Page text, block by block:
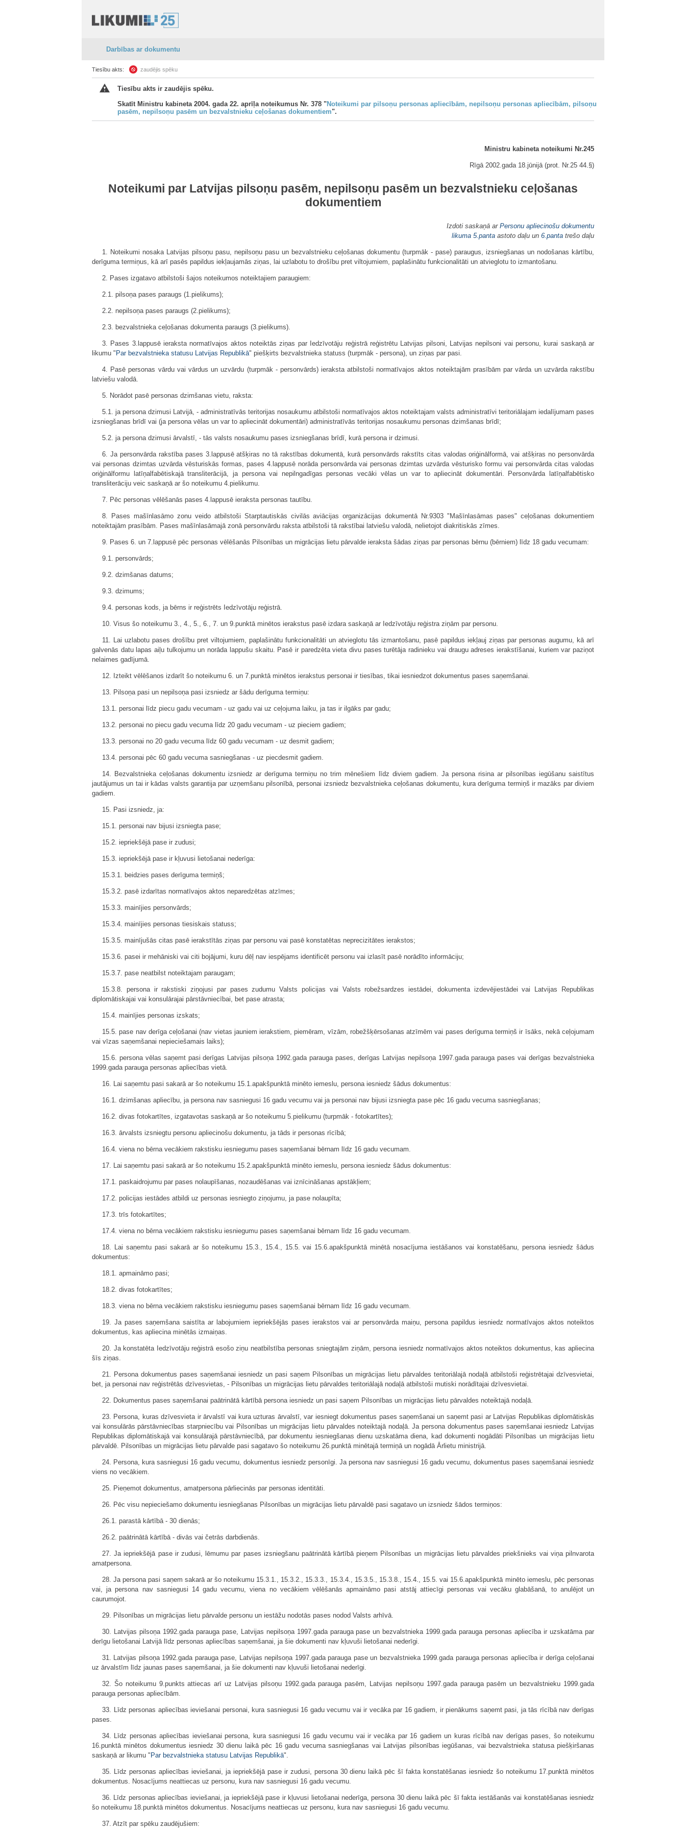
Darbības ar dokumentu
Tiesību akts: zaudējis spēku
Tiesību akts ir zaudējis spēku.
Skatīt Ministru kabineta 2004. gada 22. aprīļa noteikumus Nr. 378 "Noteikumi par pilsoņu personas apliecībām, nepilsoņu personas apliecībām, pilsoņu
pasēm, nepilsoņu pasēm un bezvalstnieku ceļošanas dokumentiem".
Ministru kabineta noteikumi Nr.245
Rīgā 2002.gada 18.jūnijā (prot. Nr.25 44.§)
Noteikumi par Latvijas pilsoņu pasēm, nepilsoņu pasēm un bezvalstnieku ceļošanas
dokumentiem
Izdoti saskaņā ar Personu apliecinošu dokumentu
likuma 5.panta astoto daļu un 6.panta trešo daļu
1. Noteikumi nosaka Latvijas pilsoņu pasu, nepilsoņu pasu un bezvalstnieku ceļošanas dokumentu (turpmāk - pase) paraugus, izsniegšanas un nodošanas kārtību,
derīguma termiņus, kā arī pasēs papildus iekļaujamās ziņas, lai uzlabotu to drošību pret viltojumiem, paplašinātu funkcionalitāti un atvieglotu to izmantošanu.
2. Pases izgatavo atbilstoši šajos noteikumos noteiktajiem paraugiem:
2.1. pilsoņa pases paraugs (1.pielikums);
2.2. nepilsoņa pases paraugs (2.pielikums);
2.3. bezvalstnieka ceļošanas dokumenta paraugs (3.pielikums).
3. Pases 3.lappusē ieraksta normatīvajos aktos noteiktās ziņas par Iedzīvotāju reģistrā reģistrētu Latvijas pilsoni, Latvijas nepilsoni vai personu, kurai saskaņā ar
likumu " Par bezvalstnieka statusu Latvijas Republikā" piešķirts bezvalstnieka statuss (turpmāk - persona), un ziņas par pasi.
4. Pasē personas vārdu vai vārdus un uzvārdu (turpmāk - personvārds) ieraksta atbilstoši normatīvajos aktos noteiktajām prasībām par vārda un uzvārda rakstību
latviešu valodā.
5. Norādot pasē personas dzimšanas vietu, raksta:
5.1. ja persona dzimusi Latvijā, - administratīvās teritorijas nosaukumu atbilstoši normatīvajos aktos noteiktajam valsts administratīvi teritoriālajam iedalījumam pases
izsniegšanas brīdī vai (ja persona vēlas un var to apliecināt dokumentāri) administratīvās teritorijas nosaukumu personas dzimšanas brīdī;
5.2. ja persona dzimusi ārvalstī, - tās valsts nosaukumu pases izsniegšanas brīdī, kurā persona ir dzimusi.
6. Ja personvārda rakstība pases 3.lappusē atšķiras no tā rakstības dokumentā, kurā personvārds rakstīts citas valodas oriģinālformā, vai atšķiras no personvārda
vai personas dzimtas uzvārda vēsturiskās formas, pases 4.lappusē norāda personvārda vai personas dzimtas uzvārda vēsturisko formu vai personvārda citas valodas
oriģinālformu latīņalfabētiskajā transliterācijā, ja persona vai nepilngadīgas personas vecāki vēlas un var to apliecināt dokumentāri. Personvārda latīņalfabētisko
transliterāciju veic saskaņā ar šo noteikumu 4.pielikumu.
7. Pēc personas vēlēšanās pases 4.lappusē ieraksta personas tautību.
8. Pases mašīnlasāmo zonu veido atbilstoši Starptautiskās civilās aviācijas organizācijas dokumentā Nr.9303 "Mašīnlasāmas pases" ceļošanas dokumentiem
noteiktajām prasībām. Pases mašīnlasāmajā zonā personvārdu raksta atbilstoši tā rakstībai latviešu valodā, nelietojot diakritiskās zīmes.
9. Pases 6. un 7.lappusē pēc personas vēlēšanās Pilsonības un migrācijas lietu pārvalde ieraksta šādas ziņas par personas bērnu (bērniem) līdz 18 gadu vecumam:
9.1. personvārds;
9.2. dzimšanas datums;
9.3. dzimums;
9.4. personas kods, ja bērns ir reģistrēts Iedzīvotāju reģistrā.
10. Visus šo noteikumu 3., 4., 5., 6., 7. un 9.punktā minētos ierakstus pasē izdara saskaņā ar Iedzīvotāju reģistra ziņām par personu.
11. Lai uzlabotu pases drošību pret viltojumiem, paplašinātu funkcionalitāti un atvieglotu tās izmantošanu, pasē papildus iekļauj ziņas par personas augumu, kā arī
galvenās datu lapas aiļu tulkojumu un norāda lappušu skaitu. Pasē ir paredzēta vieta divu pases turētāja radinieku vai draugu adreses ierakstīšanai, kuriem var paziņot
nelaimes gadījumā.
12. Izteikt vēlēšanos izdarīt šo noteikumu 6. un 7.punktā minētos ierakstus personai ir tiesības, tikai iesniedzot dokumentus pases saņemšanai.
13. Pilsoņa pasi un nepilsoņa pasi izsniedz ar šādu derīguma termiņu:
13.1. personai līdz piecu gadu vecumam - uz gadu vai uz ceļojuma laiku, ja tas ir ilgāks par gadu;
13.2. personai no piecu gadu vecuma līdz 20 gadu vecumam - uz pieciem gadiem;
13.3. personai no 20 gadu vecuma līdz 60 gadu vecumam - uz desmit gadiem;
13.4. personai pēc 60 gadu vecuma sasniegšanas - uz piecdesmit gadiem.
14. Bezvalstnieka ceļošanas dokumentu izsniedz ar derīguma termiņu no trim mēnešiem līdz diviem gadiem. Ja persona risina ar pilsonības iegūšanu saistītus
jautājumus un tai ir kādas valsts garantija par uzņemšanu pilsonībā, personai izsniedz bezvalstnieka ceļošanas dokumentu, kura derīguma termiņš ir mazāks par diviem
gadiem.
15. Pasi izsniedz, ja:
15.1. personai nav bijusi izsniegta pase;
15.2. iepriekšējā pase ir zudusi;
15.3. iepriekšējā pase ir kļuvusi lietošanai nederīga:
15.3.1. beidzies pases derīguma termiņš;
15.3.2. pasē izdarītas normatīvajos aktos neparedzētas atzīmes;
15.3.3. mainījies personvārds;
15.3.4. mainījies personas tiesiskais statuss;
15.3.5. mainījušās citas pasē ierakstītās ziņas par personu vai pasē konstatētas neprecizitātes ierakstos;
15.3.6. pasei ir mehāniski vai citi bojājumi, kuru dēļ nav iespējams identificēt personu vai izlasīt pasē norādīto informāciju;
15.3.7. pase neatbilst noteiktajam paraugam;
15.3.8. persona ir rakstiski ziņojusi par pases zudumu Valsts policijas vai Valsts robežsardzes iestādei, dokumenta izdevējiestādei vai Latvijas Republikas
diplomātiskajai vai konsulārajai pārstāvniecībai, bet pase atrasta;
15.4. mainījies personas izskats;
15.5. pase nav derīga ceļošanai (nav vietas jauniem ierakstiem, piemēram, vīzām, robežšķērsošanas atzīmēm vai pases derīguma termiņš ir īsāks, nekā ceļojumam
vai vīzas saņemšanai nepieciešamais laiks);
15.6. persona vēlas saņemt pasi derīgas Latvijas pilsoņa 1992.gada parauga pases, derīgas Latvijas nepilsoņa 1997.gada parauga pases vai derīgas bezvalstnieka
1999.gada parauga personas apliecības vietā.
16. Lai saņemtu pasi sakarā ar šo noteikumu 15.1.apakšpunktā minēto iemeslu, persona iesniedz šādus dokumentus:
16.1. dzimšanas apliecību, ja persona nav sasniegusi 16 gadu vecumu vai ja personai nav bijusi izsniegta pase pēc 16 gadu vecuma sasniegšanas;
16.2. divas fotokartītes, izgatavotas saskaņā ar šo noteikumu 5.pielikumu (turpmāk - fotokartītes);
16.3. ārvalsts izsniegtu personu apliecinošu dokumentu, ja tāds ir personas rīcībā;
16.4. viena no bērna vecākiem rakstisku iesniegumu pases saņemšanai bērnam līdz 16 gadu vecumam.
17. Lai saņemtu pasi sakarā ar šo noteikumu 15.2.apakšpunktā minēto iemeslu, persona iesniedz šādus dokumentus:
17.1. paskaidrojumu par pases nolaupīšanas, nozaudēšanas vai iznīcināšanas apstākļiem;
17.2. policijas iestādes atbildi uz personas iesniegto ziņojumu, ja pase nolaupīta;
17.3. trīs fotokartītes;
17.4. viena no bērna vecākiem rakstisku iesniegumu pases saņemšanai bērnam līdz 16 gadu vecumam.
18. Lai saņemtu pasi sakarā ar šo noteikumu 15.3., 15.4., 15.5. vai 15.6.apakšpunktā minētā nosacījuma iestāšanos vai konstatēšanu, persona iesniedz šādus
dokumentus:
18.1. apmaināmo pasi;
18.2. divas fotokartītes;
18.3. viena no bērna vecākiem rakstisku iesniegumu pases saņemšanai bērnam līdz 16 gadu vecumam.
19. Ja pases saņemšana saistīta ar labojumiem iepriekšējās pases ierakstos vai ar personvārda maiņu, persona papildus iesniedz normatīvajos aktos noteiktos
dokumentus, kas apliecina minētās izmaiņas.
20. Ja konstatēta Iedzīvotāju reģistrā esošo ziņu neatbilstība personas sniegtajām ziņām, persona iesniedz normatīvajos aktos noteiktos dokumentus, kas apliecina
šīs ziņas.
21. Persona dokumentus pases saņemšanai iesniedz un pasi saņem Pilsonības un migrācijas lietu pārvaldes teritoriālajā nodaļā atbilstoši reģistrētajai dzīvesvietai,
bet, ja personai nav reģistrētās dzīvesvietas, - Pilsonības un migrācijas lietu pārvaldes teritoriālajā nodaļā atbilstoši mutiski norādītajai dzīvesvietai.
22. Dokumentus pases saņemšanai paātrinātā kārtībā persona iesniedz un pasi saņem Pilsonības un migrācijas lietu pārvaldes noteiktajā nodaļā.
23. Persona, kuras dzīvesvieta ir ārvalstī vai kura uzturas ārvalstī, var iesniegt dokumentus pases saņemšanai un saņemt pasi ar Latvijas Republikas diplomātiskās
vai konsulārās pārstāvniecības starpniecību vai Pilsonības un migrācijas lietu pārvaldes noteiktajā nodaļā. Ja persona dokumentus pases saņemšanai iesniedz Latvijas
Republikas diplomātiskajā vai konsulārajā pārstāvniecībā, par dokumentu iesniegšanas dienu uzskatāma diena, kad dokumenti nogādāti Pilsonības un migrācijas lietu
pārvaldē. Pilsonības un migrācijas lietu pārvalde pasi sagatavo šo noteikumu 26.punktā minētajā termiņā un nogādā Ārlietu ministrijā.
24. Persona, kura sasniegusi 16 gadu vecumu, dokumentus iesniedz personīgi. Ja persona nav sasniegusi 16 gadu vecumu, dokumentus pases saņemšanai iesniedz
viens no vecākiem.
25. Pieņemot dokumentus, amatpersona pārliecinās par personas identitāti.
26. Pēc visu nepieciešamo dokumentu iesniegšanas Pilsonības un migrācijas lietu pārvaldē pasi sagatavo un izsniedz šādos termiņos:
26.1. parastā kārtībā - 30 dienās;
26.2. paātrinātā kārtībā - divās vai četrās darbdienās.
27. Ja iepriekšējā pase ir zudusi, lēmumu par pases izsniegšanu paātrinātā kārtībā pieņem Pilsonības un migrācijas lietu pārvaldes priekšnieks vai viņa pilnvarota
amatpersona.
28. Ja persona pasi saņem sakarā ar šo noteikumu 15.3.1., 15.3.2., 15.3.3., 15.3.4., 15.3.5., 15.3.8., 15.4., 15.5. vai 15.6.apakšpunktā minēto iemeslu, pēc personas
vai, ja persona nav sasniegusi 14 gadu vecumu, viena no vecākiem vēlēšanās apmaināmo pasi atstāj attiecīgi personas vai vecāku glabāšanā, to anulējot un
caurumojot.
29. Pilsonības un migrācijas lietu pārvalde personu un iestāžu nodotās pases nodod Valsts arhīvā.
30. Latvijas pilsoņa 1992.gada parauga pase, Latvijas nepilsoņa 1997.gada parauga pase un bezvalstnieka 1999.gada parauga personas apliecība ir uzskatāma par
derīgu lietošanai Latvijā līdz personas apliecības saņemšanai, ja šie dokumenti nav kļuvuši lietošanai nederīgi.
31. Latvijas pilsoņa 1992.gada parauga pase, Latvijas nepilsoņa 1997.gada parauga pase un bezvalstnieka 1999.gada parauga personas apliecība ir derīga ceļošanai
uz ārvalstīm līdz jaunas pases saņemšanai, ja šie dokumenti nav kļuvuši lietošanai nederīgi.
32. Šo noteikumu 9.punkts attiecas arī uz Latvijas pilsoņu 1992.gada parauga pasēm, Latvijas nepilsoņu 1997.gada parauga pasēm un bezvalstnieku 1999.gada
parauga personas apliecībām.
33. Līdz personas apliecības ieviešanai personai, kura sasniegusi 16 gadu vecumu vai ir vecāka par 16 gadiem, ir pienākums saņemt pasi, ja tās rīcībā nav derīgas
pases.
34. Līdz personas apliecības ieviešanai persona, kura sasniegusi 16 gadu vecumu vai ir vecāka par 16 gadiem un kuras rīcībā nav derīgas pases, šo noteikumu
16.punktā minētos dokumentus iesniedz 30 dienu laikā pēc 16 gadu vecuma sasniegšanas vai Latvijas pilsonības iegūšanas, vai bezvalstnieka statusa piešķiršanas
saskaņā ar likumu " Par bezvalstnieka statusu Latvijas Republikā".
35. Līdz personas apliecības ieviešanai, ja iepriekšējā pase ir zudusi, persona 30 dienu laikā pēc šī fakta konstatēšanas iesniedz šo noteikumu 17.punktā minētos
dokumentus. Nosacījums neattiecas uz personu, kura nav sasniegusi 16 gadu vecumu.
36. Līdz personas apliecības ieviešanai, ja iepriekšējā pase ir kļuvusi lietošanai nederīga, persona 30 dienu laikā pēc šī fakta iestāšanās vai konstatēšanas iesniedz
šo noteikumu 18.punktā minētos dokumentus. Nosacījums neattiecas uz personu, kura nav sasniegusi 16 gadu vecumu.
37. Atzīt par spēku zaudējušiem: